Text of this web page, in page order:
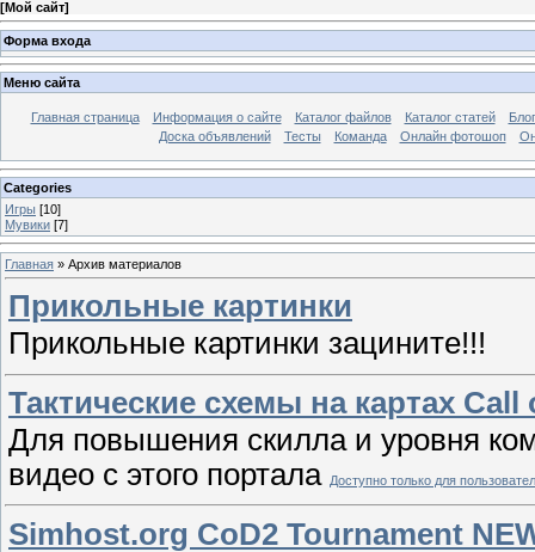
[Мой сайт]
Форма входа
Меню сайта
Главная страница Информация о сайте Каталог файлов Каталог статей
Блог
Доска объявлений
Тесты Команда Онлайн фотошоп
Categories
Игры [10]
Мувики [7]
Главная » Архив материалов
Прикольные картинки
Прикольные картинки зацините!!!
Тактические схемы на картах Call
Для повышения скилла и уровня
видео с этого портала Доступно только для
Simhost.org CoD2 Tournament